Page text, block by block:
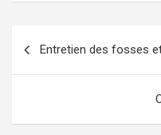
Entretien des fosses